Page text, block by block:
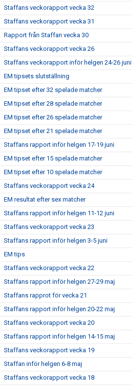
Staffans veckorapport vecka 32
Staffans veckorapport vecka 31
Rapport från Staffan vecka 30
Staffans veckorapport vecka 26
Staffans veckorapport inför helgen 24-26 juni
EM tipsets slutställning
EM tipset efter 32 spelade matcher
EM tipset efter 28 spelade matcher
EM tipset efter 26 spelade matcher
EM tipset efter 21 spelade matcher
Staffans rapport inför helgen 17-19 juni
EM tipset efter 15 spelade matcher
EM tipset efter 10 spelade matcher
Staffans veckorapport vecka 24
EM resultat efter sex matcher
Staffans rapport inför helgen 11-12 juni
Staffans veckorapport vecka 23
Staffans rapport inför helgen 3-5 juni
EM tips
Staffans veckorapport vecka 22
Staffans rapport inför helgen 27-29 maj
Staffans rapprot för vecka 21
Staffans rapport inför helgen 20-22 maj
Staffans veckorapport vecka 20
Staffans rapport inför helgen 14-15 maj
Staffans veckorapport vecka 19
Staffan inför helgen 6-8 maj
Staffans veckorapport vecka 18